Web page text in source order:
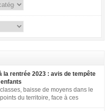
la rentrée 2023 : avis de tempête
baisse de moyens dans le
du territoire, face à ces